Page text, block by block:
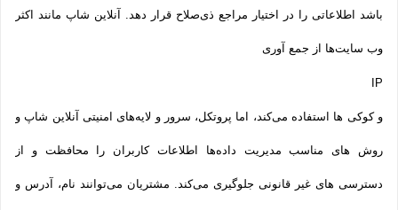
باشد اطلاعاتی را در اختیار مراجع ذی‌صلاح قرار دهد. آنلاین شاپ مانند اکثر
وب سایت‌ها از جمع آوری
IP
و کوکی ‌ها استفاده می‌کند، اما پروتکل، سرور و لایه‌های امنیتی آنلاین شاپ و
روش‌ های مناسب مدیریت داده‌ها اطلاعات کاربران را محافظت و از
دسترسی‌ های غیر قانونی جلوگیری می‌کند. مشتریان می‌توانند نام، آدرس و